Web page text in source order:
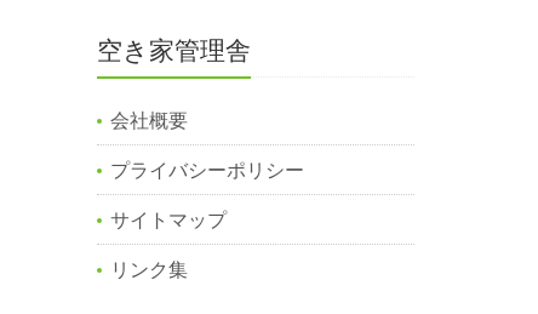
空き家管理舎
会社概要
プライバシーポリシー
サイトマップ
リンク集